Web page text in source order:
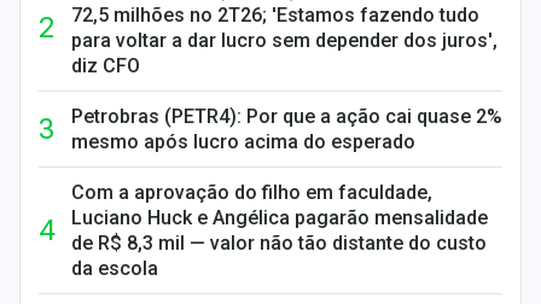
72,5 milhões no 2T26; 'Estamos fazendo tudo
para voltar a dar lucro sem depender dos juros',
diz CFO
Petrobras (PETR4): Por que a ação cai quase 2%
mesmo após lucro acima do esperado
Com a aprovação do filho em faculdade,
Luciano Huck e Angélica pagarão mensalidade
de R$ 8,3 mil — valor não tão distante do custo
da escola